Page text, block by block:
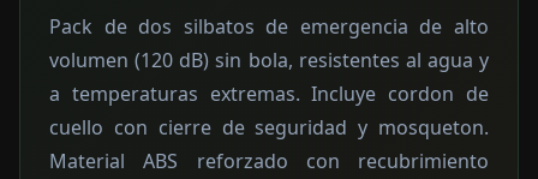
Pack de dos silbatos de emergencia de alto
volumen (120 dB) sin bola, resistentes al agua y
a temperaturas extremas. Incluye cordon de
cuello con cierre de seguridad y mosqueton.
Material ABS reforzado con recubrimiento